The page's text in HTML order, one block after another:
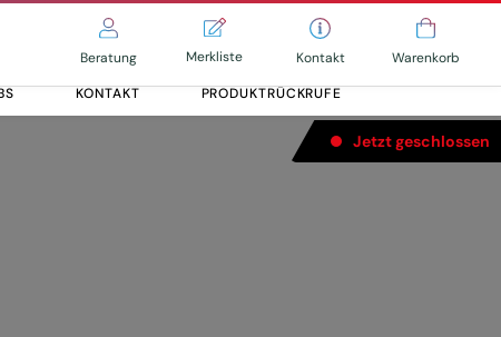
Beratung Merkliste Kontakt
Warenkorb
KONTAKT PRODUKTRÜCKRUFE
Jetzt geschlossen